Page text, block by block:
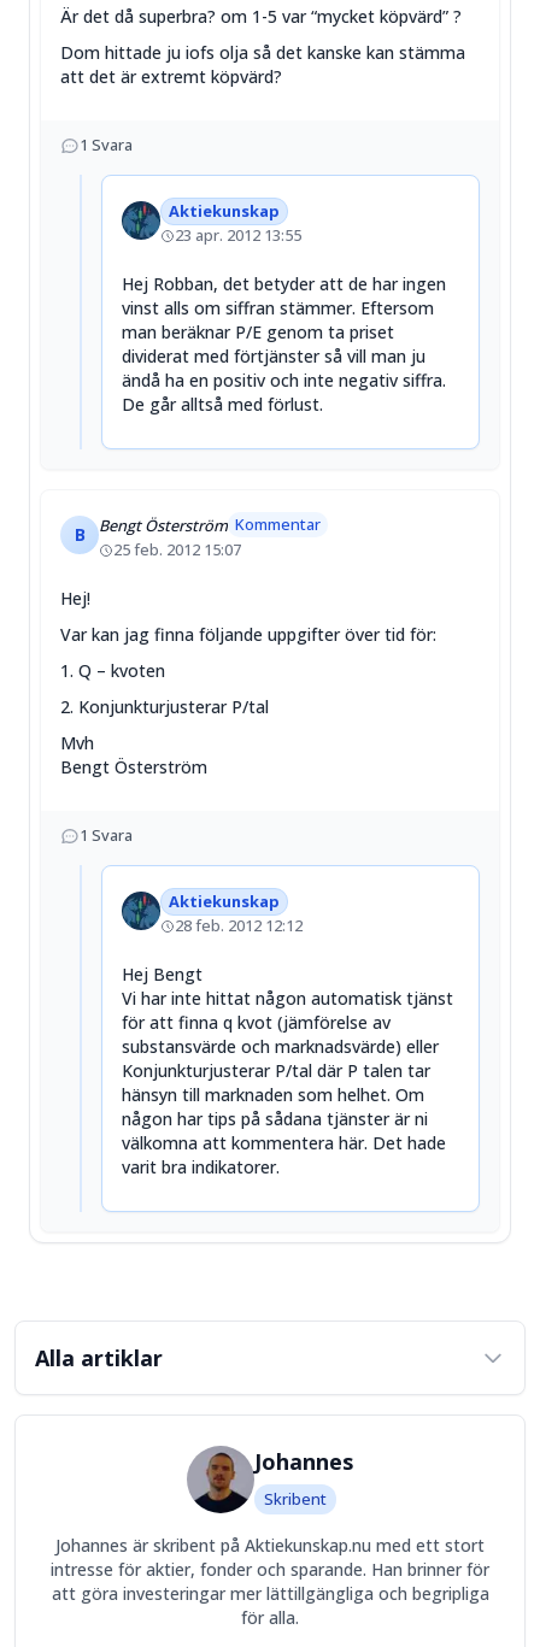
Är det då superbra? om 1-5 var “mycket köpvärd” ?
Dom hittade ju iofs olja så det kanske kan stämma
att det är extremt köpvärd?
1 Svara
Aktiekunskap
23 apr. 2012 13:55
Hej Robban, det betyder att de har ingen
vinst alls om siffran stämmer. Eftersom
man beräknar P/E genom ta priset
dividerat med förtjänster så vill man ju
ändå ha en positiv och inte negativ siffra.
De går alltså med förlust.
B Bengt Österström Kommentar
25 feb. 2012 15:07
Hej!
Var kan jag finna följande uppgifter över tid för:
1. Q – kvoten
2. Konjunkturjusterar P/tal
Mvh
Bengt Österström
1 Svara
Aktiekunskap
28 feb. 2012 12:12
Hej Bengt
Vi har inte hittat någon automatisk tjänst
för att finna q kvot (jämförelse av
substansvärde och marknadsvärde) eller
Konjunkturjusterar P/tal där P talen tar
hänsyn till marknaden som helhet. Om
någon har tips på sådana tjänster är ni
välkomna att kommentera här. Det hade
varit bra indikatorer.
Alla artiklar
Johannes
Skribent
Johannes är skribent på Aktiekunskap.nu med ett stort
intresse för aktier, fonder och sparande. Han brinner för
att göra investeringar mer lättillgängliga och begripliga
för alla.